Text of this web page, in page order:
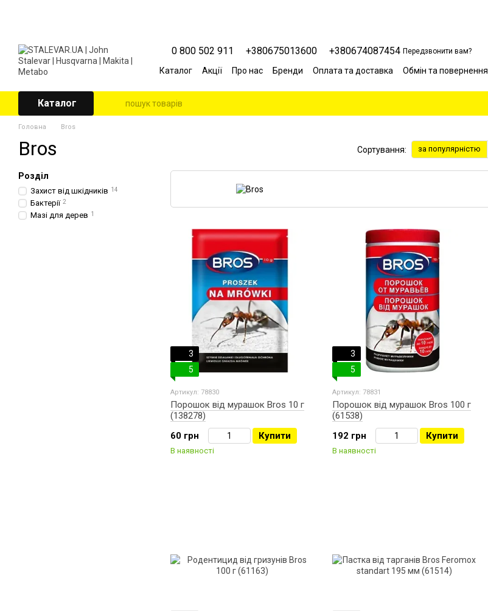
0 800 502 911 +380675013600 +380674087454 Передзвонити вам?
Каталог Акції Про нас Бренди Оплата та доставка
Обмін та повернення
Каталог
Головна Bros
Bros Сортування: за популярністю
3
5
Артикул: 78830
Порошок від мурашок Bros 10 г
(138278)
60 грн
Купити
В наявності
3
5
Артикул: 78831
Порошок від мурашок Bros 100 г
(61538)
192 грн
Купити
В наявності
Розділ
Захист від шкідників 14
Бактерії 2
Мазі для дерев 1